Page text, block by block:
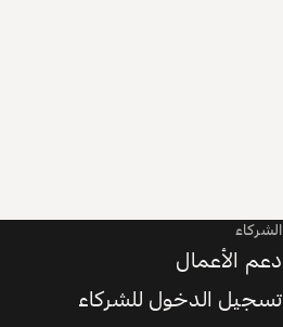
الشركاء
دعم الأعمال
تسجيل الدخول للشركاء